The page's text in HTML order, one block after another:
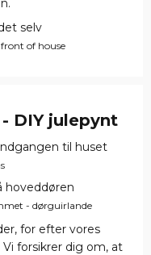
of house
DIY julepynt
- dørguirlande
for efter vores
forsikrer dig om, at